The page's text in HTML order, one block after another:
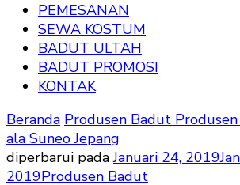
PEMESANAN
SEWA KOSTUM
BADUT ULTAH
BADUT PROMOSI
KONTAK
Beranda Produsen Badut
ala Suneo Jepang
diperbarui padaJanuari 24, 2019
2019Produsen Badut